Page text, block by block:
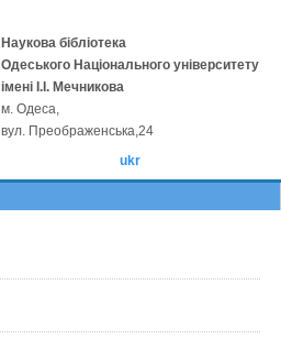
Наукова бібліотека
Одеського Національного університету
імені І.І. Мечникова
м. Одеса,
вул. Преображенська,24
ukr